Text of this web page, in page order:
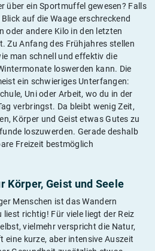
über ein Sportmuffel gewesen? Falls
auf die Waage erschreckend
oder andere Kilo in den letzten
Zu Anfang des Frühjahres stellen
man schnell und effektiv die
loswerden kann. Die
ein schwieriges Unterfangen:
Uni oder Arbeit, wo du in der
verbringst. Da bleibt wenig Zeit,
Körper und Geist etwas Gutes zu
loszuwerden. Gerade deshalb
Freizeit bestmöglich
Körper, Geist und Seele
Menschen ist das Wandern
richtig! Für viele liegt der Reiz
vielmehr verspricht die Natur,
eine kurze, aber intensive Auszeit